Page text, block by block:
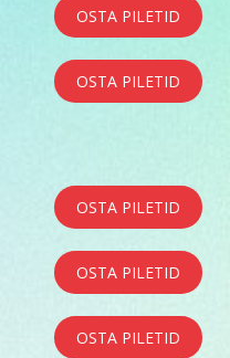
OSTA PILETID
OSTA PILETID
OSTA PILETID
OSTA PILETID
OSTA PILETID